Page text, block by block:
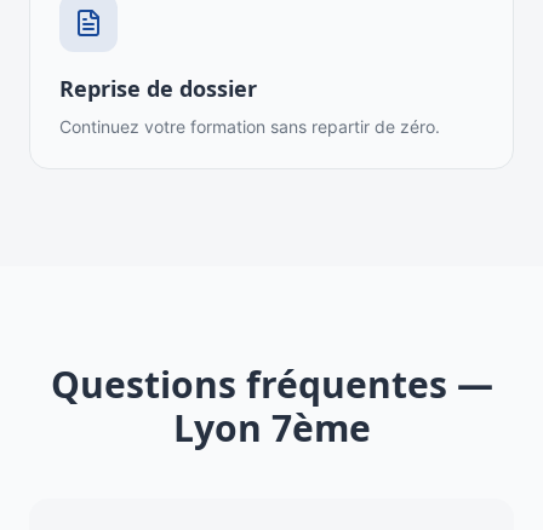
Reprise de dossier
Continuez votre formation sans repartir de zéro.
Questions fréquentes —
Lyon 7ème